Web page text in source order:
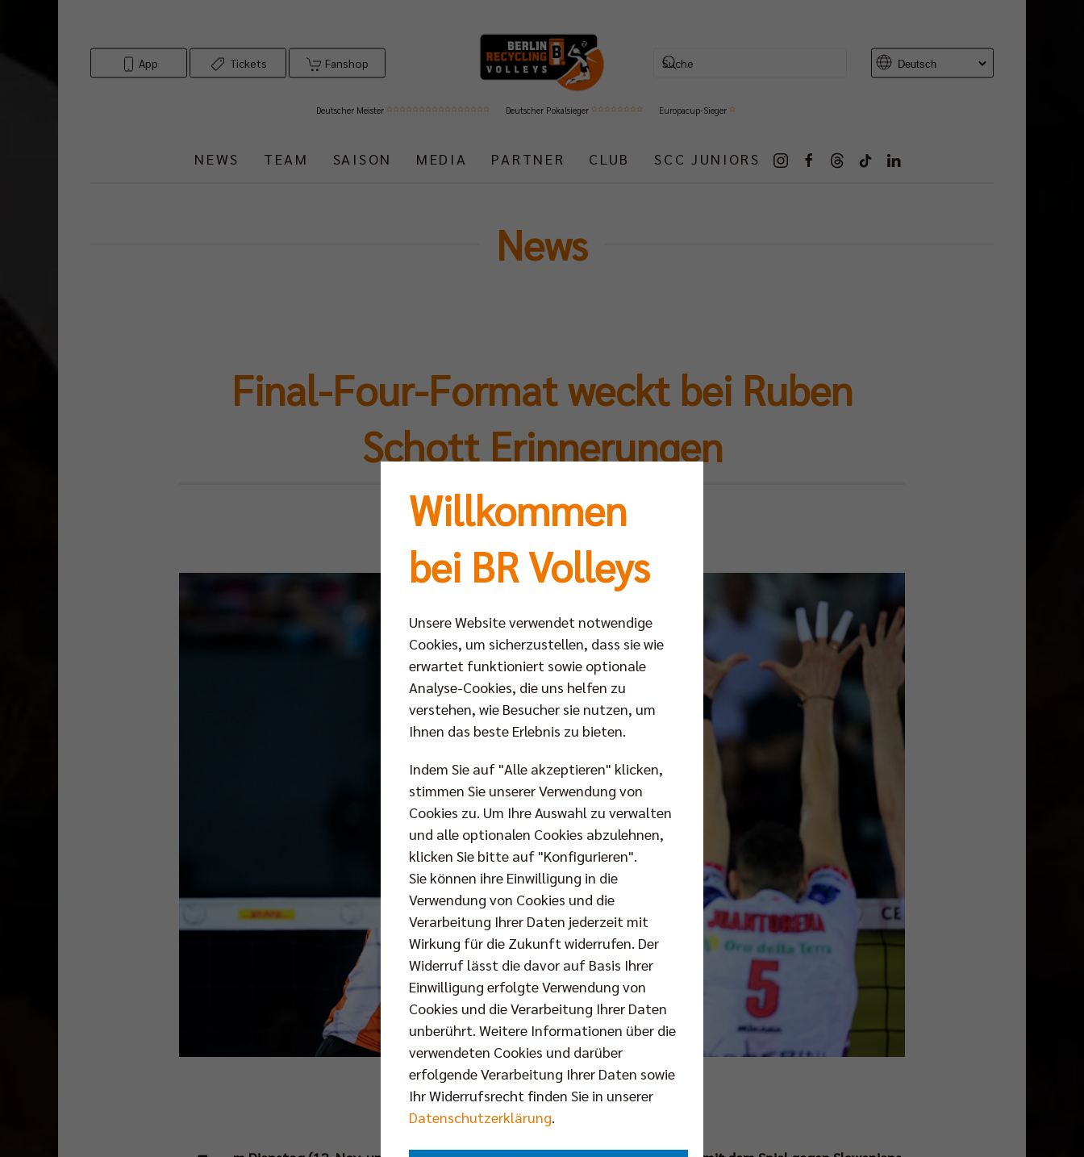
App Tickets Fanshop
Deutscher Meister Deutscher Pokalsieger Europacup-Sieger
NEWS TEAM SAISON MEDIA PARTNER CLUB SCC JUNIORS
News
Final-Four-Format weckt bei Ruben
Schott Erinnerungen
Do 07.11.2024
Fotos: Conny Kurth/CEV/Sebastian Wells
Willkommen
bei BR Volleys
Unsere Website verwendet notwendige
Cookies, um sicherzustellen, dass sie wie
erwartet funktioniert sowie optionale
Analyse-Cookies, die uns helfen zu
verstehen, wie Besucher sie nutzen, um
Ihnen das beste Erlebnis zu bieten.
Indem Sie auf "Alle akzeptieren" klicken,
stimmen Sie unserer Verwendung von
Cookies zu. Um Ihre Auswahl zu verwalten
und alle optionalen Cookies abzulehnen,
klicken Sie bitte auf "Konfigurieren".
Sie können ihre Einwilligung in die
Verwendung von Cookies und die
Verarbeitung Ihrer Daten jederzeit mit
Wirkung für die Zukunft widerrufen. Der
Widerruf lässt die davor auf Basis Ihrer
Einwilligung erfolgte Verwendung von
Cookies und die Verarbeitung Ihrer Daten
unberührt. Weitere Informationen über die
verwendeten Cookies und darüber
erfolgende Verarbeitung Ihrer Daten sowie
Ihr Widerrufsrecht finden Sie in unserer
Datenschutzerklärung.